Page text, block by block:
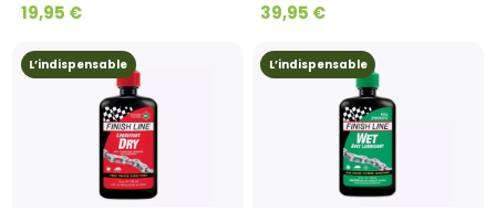
19,95 €
39,95 €
L’indispensable L’indispensable